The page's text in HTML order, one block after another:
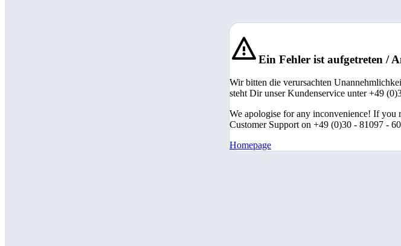
Ein Fehler ist aufgetreten /
Wir bitten die verursachten
steht Dir unser Kundenservice unter +49
We apologise for any inconvenience! If you
Customer Support on +49 (0)30 - 81097 -
Homepage